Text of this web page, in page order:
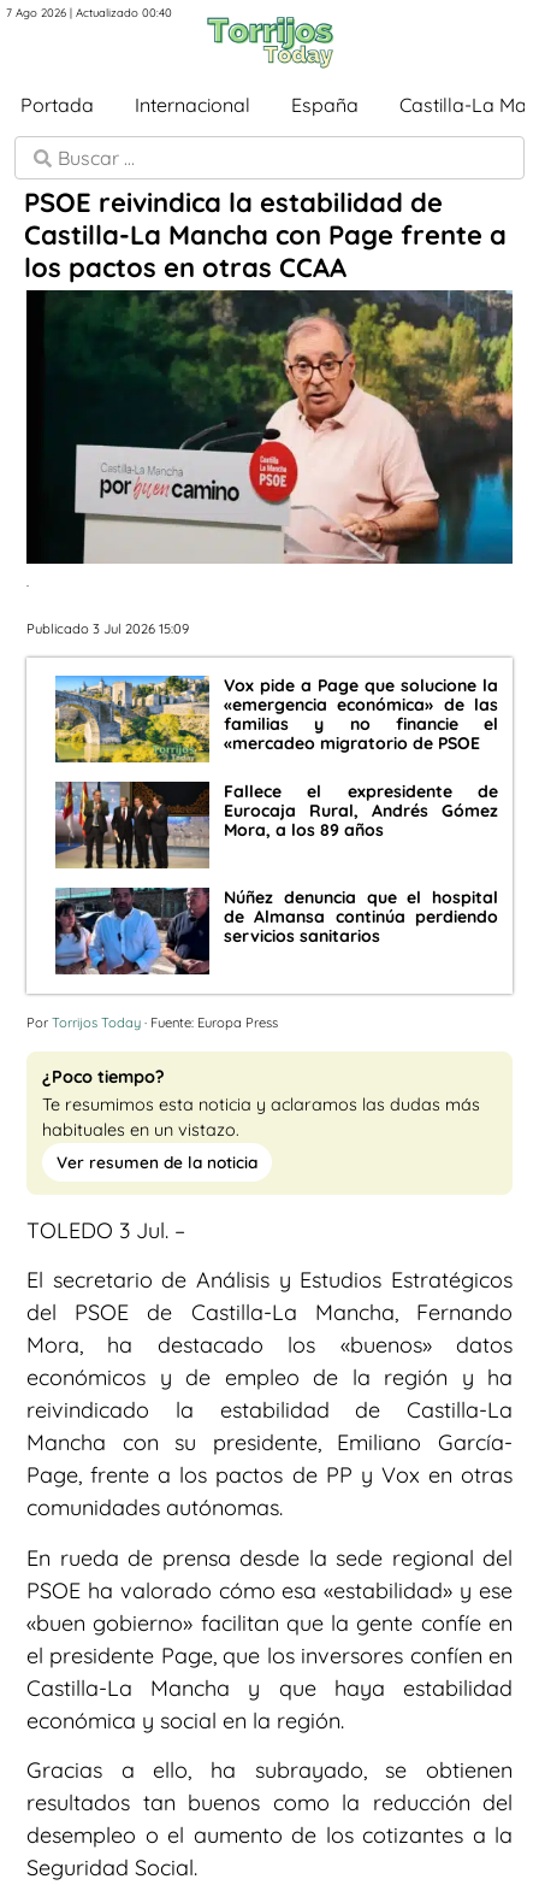
7 Ago 2026 | Actualizado 00:40
Portada Internacional España Castilla-La
PSOE reivindica la estabilidad de
Castilla-La Mancha con Page frente a
los pactos en otras CCAA
.
Publicado 3 Jul 2026 15:09
Vox pide a Page que solucione la
«emergencia económica» de las
familias y no financie el
«mercadeo migratorio de PSOE
Fallece el expresidente de
Eurocaja Rural, Andrés Gómez
Mora, a los 89 años
Núñez denuncia que el hospital
de Almansa continúa perdiendo
servicios sanitarios
Por Torrijos Today · Fuente: Europa Press
¿Poco tiempo?
Te resumimos esta noticia y aclaramos las dudas más
habituales en un vistazo.
Ver resumen de la noticia
TOLEDO 3 Jul. –
El secretario de Análisis y Estudios Estratégicos
del PSOE de Castilla-La Mancha, Fernando
Mora, ha destacado los «buenos» datos
económicos y de empleo de la región y ha
reivindicado la estabilidad de Castilla-La
Mancha con su presidente, Emiliano García-
Page, frente a los pactos de PP y Vox en otras
comunidades autónomas.
En rueda de prensa desde la sede regional del
PSOE ha valorado cómo esa «estabilidad» y ese
«buen gobierno» facilitan que la gente confíe en
el presidente Page, que los inversores confíen en
Castilla-La Mancha y que haya estabilidad
económica y social en la región.
Gracias a ello, ha subrayado, se obtienen
resultados tan buenos como la reducción del
desempleo o el aumento de los cotizantes a la
Seguridad Social.